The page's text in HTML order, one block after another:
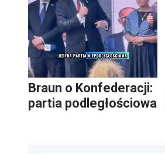
Braun o Konfederacji:
partia podległościowa